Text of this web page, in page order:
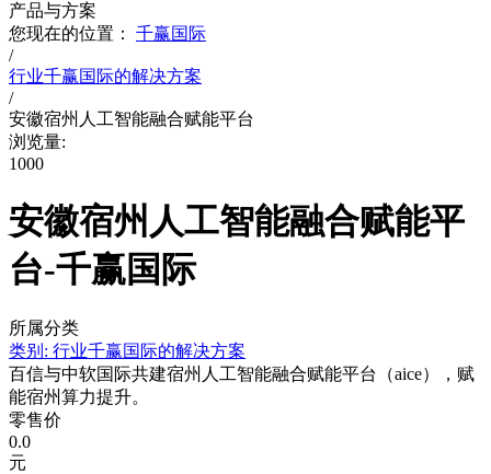
产品与方案
您现在的位置：
千赢国际
/
行业千赢国际的解决方案
/
安徽宿州人工智能融合赋能平台
浏览量:
1000
安徽宿州人工智能融合赋能平
台-千赢国际
所属分类
类别: 行业千赢国际的解决方案
百信与中软国际共建宿州人工智能融合赋能平台（aice），赋
能宿州算力提升。
零售价
0.0
元